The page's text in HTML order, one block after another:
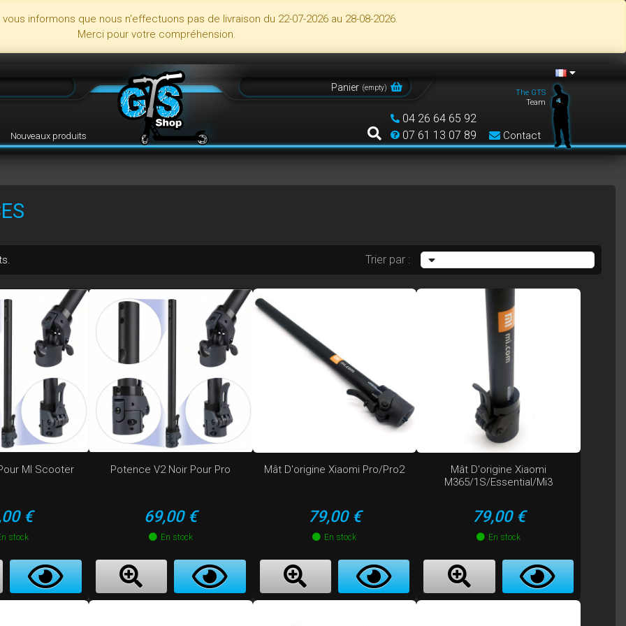
informons que nous n'effectuons pas de livraison du 22-07-2026 au 28-08-2026.
Merci pour votre compréhension.
Panier (empty)
Nouveaux produits Contact
04 26 64 65 92
07 61 13 07 89
The GTS
Team
Trier par :
MI Scooter
€
stock
Potence V2 Noir Pour Pro
Prix
69,00 €
En stock
Mât D'origine Xiaomi Pro/Pro2
Prix
79,00 €
En stock
Mât D'origine Xiaomi
M365/1S/Essential/Mi3
Prix
79,00 €
En stock